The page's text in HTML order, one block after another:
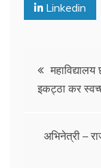
Linkedin
इकट्ठा कर
अभिनेत्री –